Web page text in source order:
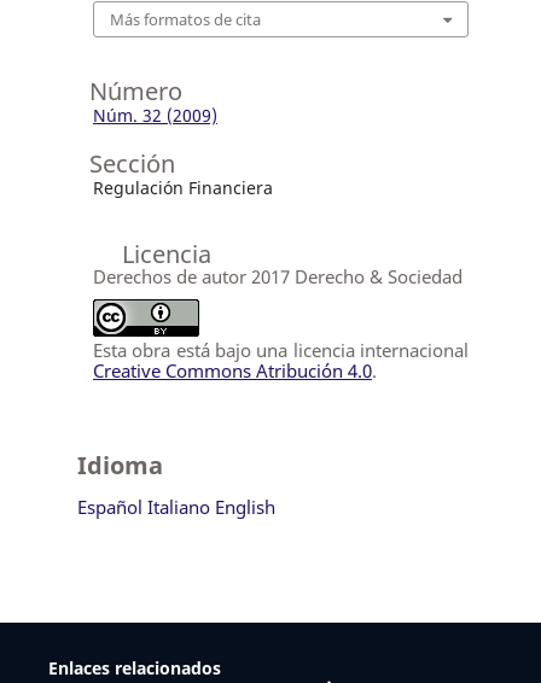
Más formatos de cita
Número
Núm. 32 (2009)
Sección
Regulación Financiera
Licencia
Derechos de autor 2017 Derecho & Sociedad
Esta obra está bajo una licencia internacional
Creative Commons Atribución 4.0.
Idioma
Español Italiano English
Enlaces relacionados